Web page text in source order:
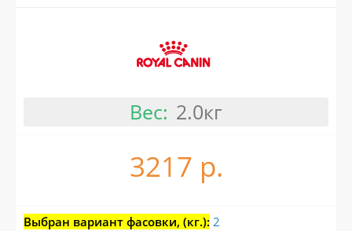
Вес: 2.0кг
3217 р.
Выбран вариант фасовки, (кг.): 2